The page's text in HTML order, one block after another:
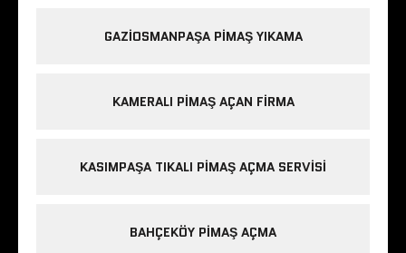
GAZIOSMANPAŞA PIMAŞ YIKAMA
KAMERALI PIMAŞ AÇAN FIRMA
KASIMPAŞA TIKALI PIMAŞ AÇMA SERVISI
BAHÇEKÖY PIMAŞ AÇMA